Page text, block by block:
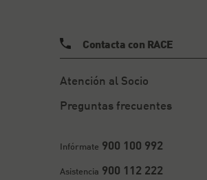
Contacta con RACE
Atención al Socio
Preguntas frecuentes
Infórmate 900 100 992
Asistencia 900 112 222